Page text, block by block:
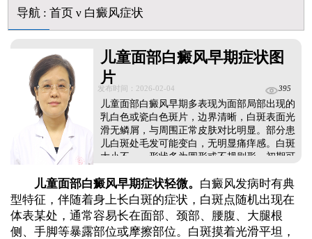
美国进口308激光照白癜风一个光斑大概费用多少
导航: 首页ν 白癜风症状
儿童面部白癜风早期症状图
片
发布时间：2026-02-04 395
儿童面部白癜风早期多表现为面部局部出现的
乳白色或瓷白色斑片，边界清晰，白斑表面光
滑无鳞屑，与周围正常皮肤对比明显。部分患
儿白斑处毛发可能变白，无明显痛痒感。白斑
大小不一，形状多为圆形或不规则形，初期可
情发展，白斑可能逐渐扩大，或在面部其他部
位出现新白斑。由于儿童皮肤娇嫩，面部白斑
若长期未得到干预，可能影响外观，家长需及
时带孩子就医检查，避免延误治疗时机。...
儿童面部白癜风早期症状轻微。 白癜风发病时有典
型特征，伴随着身上长白斑的症状，白斑点随机出现在
体表某处，通常容易长在面部、颈部、腰腹、大腿根
侧、手脚等暴露部位或摩擦部位。白斑摸着光滑平坦，